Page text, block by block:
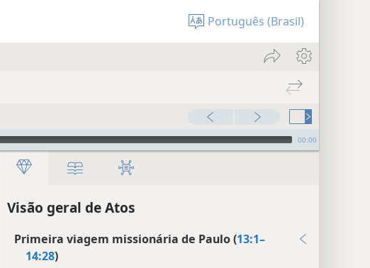
Português (Brasil)
00:00
Visão geral de Atos
Primeira viagem missionária de Paulo (13:1–
14:28)